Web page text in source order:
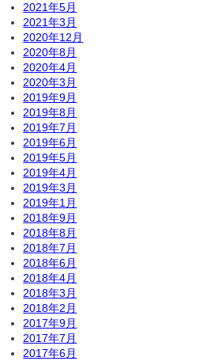
2021年5月
2021年3月
2020年12月
2020年8月
2020年4月
2020年3月
2019年9月
2019年8月
2019年7月
2019年6月
2019年5月
2019年4月
2019年3月
2019年1月
2018年9月
2018年8月
2018年7月
2018年6月
2018年4月
2018年3月
2018年2月
2017年9月
2017年7月
2017年6月